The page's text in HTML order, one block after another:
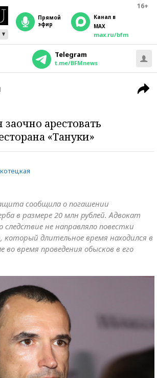
16+
прямой
эфир
Канал в
MAX
max.ru/bfm
Telegram
t.me/BFMnews
заочно арестовать
«Тануки»
сообщила о погашении
в размере 20 млн рублей. Адвокат
следствие не направляло повестки
длительное время находился в
во время проведения обысков в его